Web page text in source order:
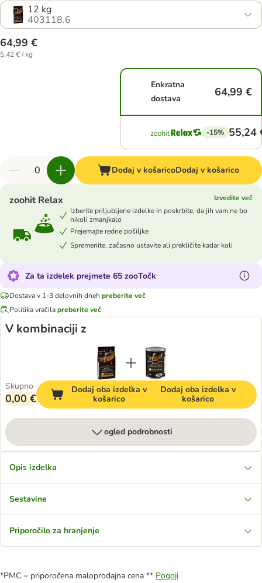
12 kg
403118.6
64,99 €
5,42 € / kg
Enkratna
dostava
64,99 €
-15% 55,24
Dodaj v košaricoDodaj v košarico
zoohit Relax
Izvedite več
Izberite priljubljene izdelke in poskrbite, da jih vam ne bo
nikoli zmanjkalo
Prejemajte redne pošiljke
Spremenite, začasno ustavite ali prekličite kadar koli
Za ta izdelek prejmete 65 zooTočk
Dostava v 1-3 delovnih dneh preberite več
Politika vračilapreberite več
V kombinaciji z
Skupno
0,00 €
Dodaj oba izdelka v
košarico
Dodaj oba izdelka v
košarico
ogled podrobnosti
Opis izdelka
Sestavine
Priporočilo za hranjenje
*PMC = priporočena maloprodajna cena ** Pogoji